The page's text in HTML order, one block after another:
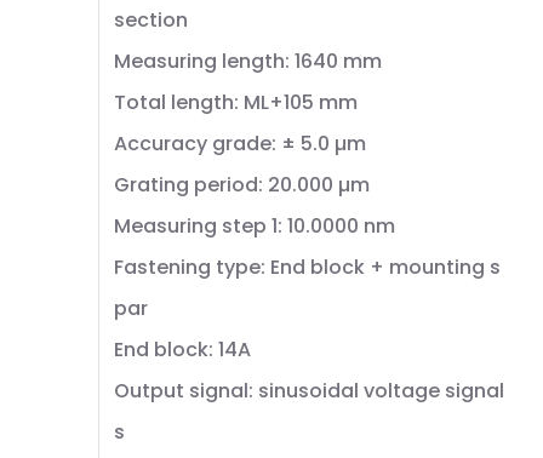
section
Measuring length: 1640 mm
Total length: ML+105 mm
Accuracy grade: ± 5.0 µm
Grating period: 20.000 µm
Measuring step 1: 10.0000 nm
Fastening type: End block + mounting s
par
End block: 14A
Output signal: sinusoidal voltage signal
s